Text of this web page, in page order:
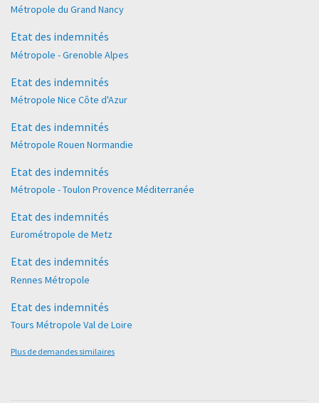
Métropole du Grand Nancy
Etat des indemnités
Métropole - Grenoble Alpes
Etat des indemnités
Métropole Nice Côte d'Azur
Etat des indemnités
Métropole Rouen Normandie
Etat des indemnités
Métropole - Toulon Provence Méditerranée
Etat des indemnités
Eurométropole de Metz
Etat des indemnités
Rennes Métropole
Etat des indemnités
Tours Métropole Val de Loire
Plus de demandes similaires